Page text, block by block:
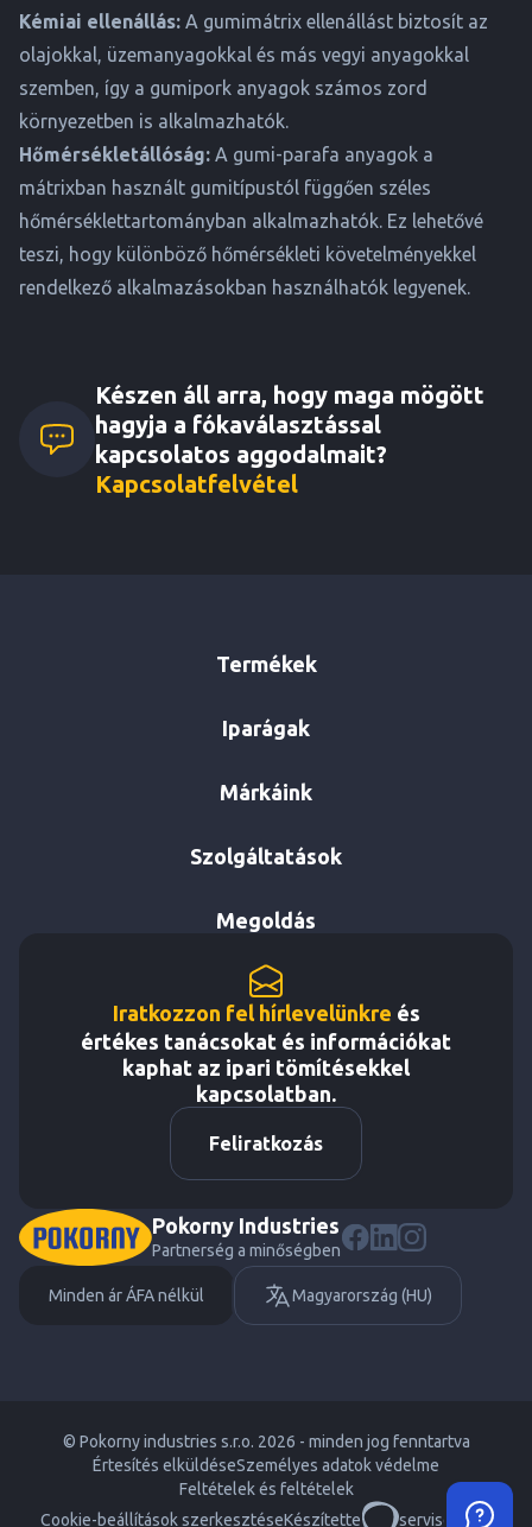
Kémiai ellenállás: A gumimátrix ellenállást biztosít az
olajokkal, üzemanyagokkal és más vegyi anyagokkal
szemben, így a gumipork anyagok számos zord
környezetben is alkalmazhatók.
Hőmérsékletállóság: A gumi-parafa anyagok a
mátrixban használt gumitípustól függően széles
hőmérséklettartományban alkalmazhatók. Ez lehetővé
teszi, hogy különböző hőmérsékleti követelményekkel
rendelkező alkalmazásokban használhatók legyenek.
Készen áll arra, hogy maga mögött
hagyja a fókaválasztással
kapcsolatos aggodalmait?
Kapcsolatfelvétel
Termékek
Iparágak
Márkáink
Szolgáltatások
Megoldás
Iratkozzon fel hírlevelünkre és
értékes tanácsokat és információkat
kaphat az ipari tömítésekkel
kapcsolatban.
Feliratkozás
Pokorny Industries
Partnerség a minőségben
Minden ár ÁFA nélkül Magyarország (HU)
© Pokorny industries s.r.o. 2026 - minden jog fenntartva
Értesítés elküldéseSzemélyes adatok védelme
Feltételek és feltételek
Cookie-beállítások szerkesztéseKészítette servisdesign